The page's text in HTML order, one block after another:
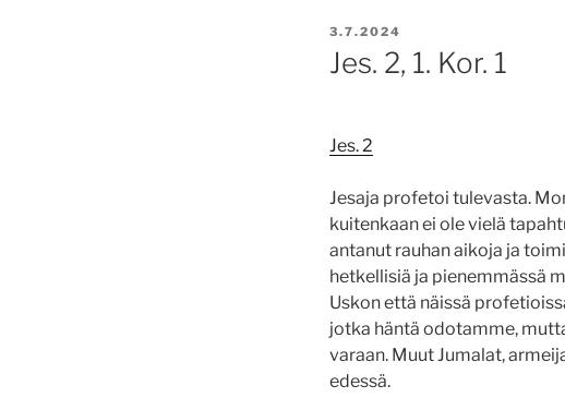
JULKAISTU
3.7.2024
Jes. 2, 1. Kor. 1
Jes. 2
Jesaja profetoi tulevasta.
kuitenkaan ei ole vielä
antanut rauhan aikoja ja
hetkellisiä ja pienemmässä
Uskon että näissä
jotka häntä odotamme,
varaan. Muut Jumalat,
edessä.